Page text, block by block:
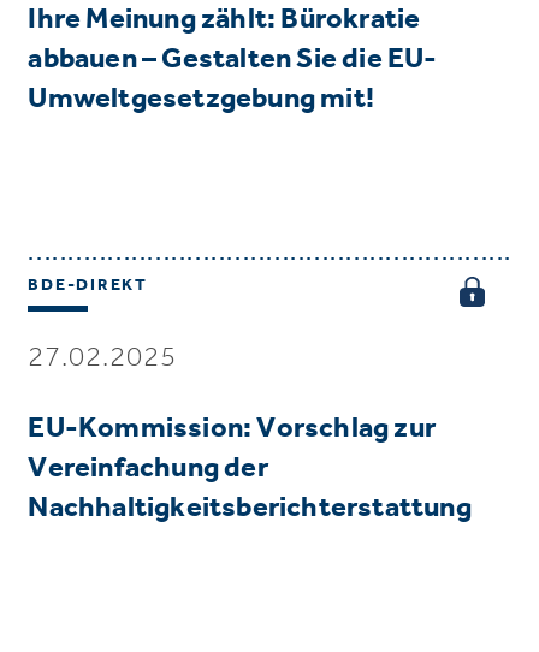
Ihre Meinung zählt: Bürokratie
abbauen – Gestalten Sie die EU-
Umweltgesetzgebung mit!
BDE-DIREKT
27.02.2025
EU-Kommission: Vorschlag zur
Vereinfachung der
Nachhaltigkeitsberichterstattung